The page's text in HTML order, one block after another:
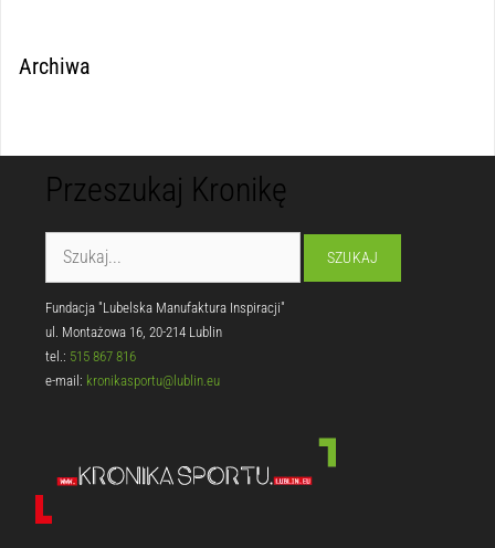
Archiwa
Przeszukaj Kronikę
Fundacja "Lubelska Manufaktura Inspiracji"
ul. Montażowa 16, 20-214 Lublin
tel.: 515 867 816
e-mail: kronikasportu@lublin.eu